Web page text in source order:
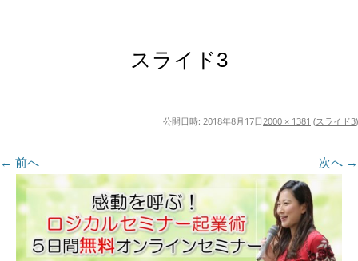
スライド3
公開日時: 2018年8月17日2000 × 1381 (スライド3)
← 前へ 次へ →